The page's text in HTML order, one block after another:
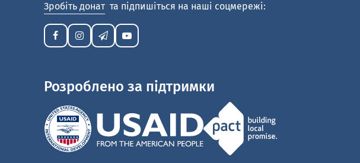
Зробіть донат та підпишіться на наші соцмережі:
Розроблено за підтримки